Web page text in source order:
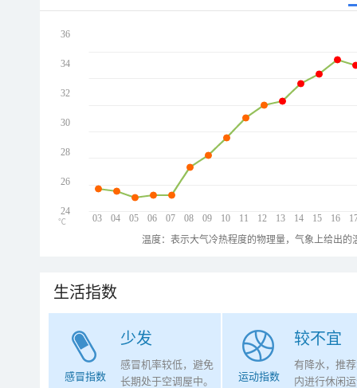
03 04 05 06 07 08 09 10 11 12 13 14 15 16
36
34
32
30
28
26
24
℃
温度：表示大气冷热程度的物理量，气象上给出
生活指数
少发
感冒指数
感冒机率较低，避免
长期处于空调屋中。
较不宜
运动指数
有降水，推
内进行休闲